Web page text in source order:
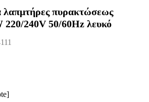
λαπμτήρες πυρακτώσεως
220/240V 50/60Hz λευκό